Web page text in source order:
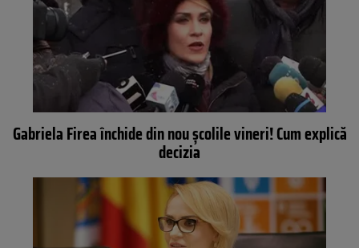
Gabriela Firea închide din nou școlile vineri! Cum explică
decizia